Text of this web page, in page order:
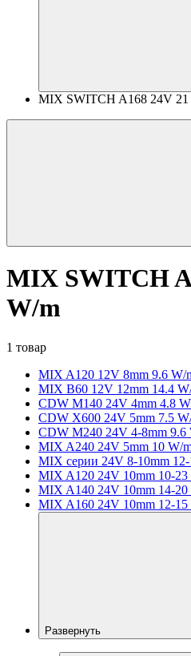
MIX SWITCH A168 24V 21
MIX SWITCH
W/m
1 товар
MIX A120 12V 8mm 9.6 W/
MIX B60 12V 12mm 14.4
CDW M140 24V 4mm 4.8
CDW X600 24V 5mm 7.5
CDW M240 24V 4-8mm 9.6
MIX A240 24V 5mm 10 W/
MIX серии 24V 8-10mm
MIX A120 24V 10mm 10-23
MIX A140 24V 10mm 14-20
MIX A160 24V 10mm 12-15
Развернуть